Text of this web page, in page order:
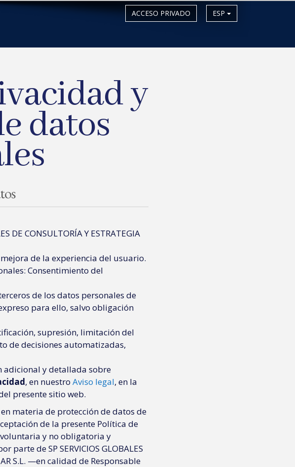
ACCESO PRIVADO ESP
y
datos
DE CONSULTORÍA Y ESTRATEGIA
de la experiencia del usuario.
Consentimiento del
de los datos personales de
para ello, salvo obligación
supresión, limitación del
de decisiones automatizadas,
adicional y detallada sobre
, en nuestro Aviso legal, en la
presente sitio web.
materia de protección de datos de
de la presente Política de
y no obligatoria y
de SP SERVICIOS GLOBALES
S.L. —en calidad de Responsable